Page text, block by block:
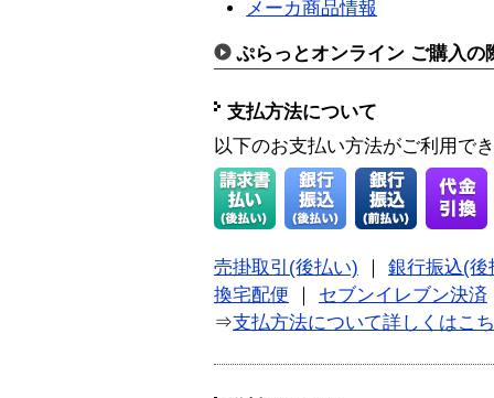
メーカ商品情報
ぷらっとオンライン ご購入の
支払方法について
以下のお支払い方法がご利用で
売掛取引(後払い)
銀行振込(後
換宅配便
セブンイレブン決済
⇒支払方法について詳しくはこ